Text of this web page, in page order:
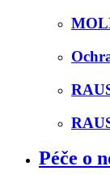
Péče o